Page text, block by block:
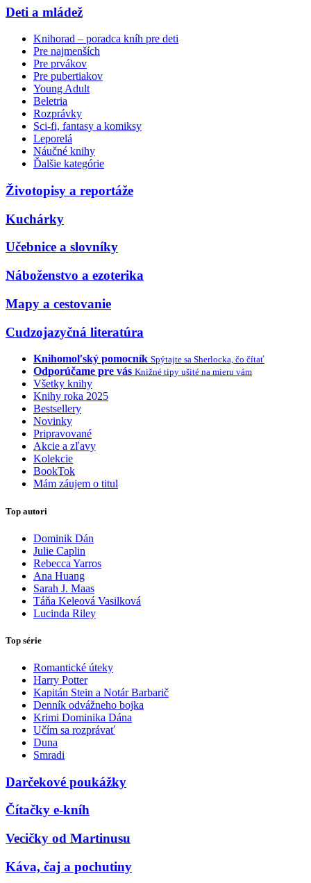
Deti a mládež
Knihorad – poradca kníh pre deti
Pre najmenších
Pre prvákov
Pre pubertiakov
Young Adult
Beletria
Rozprávky
Sci-fi, fantasy a komiksy
Leporelá
Náučné knihy
Ďalšie kategórie
Životopisy a reportáže
Kuchárky
Učebnice a slovníky
Náboženstvo a ezoterika
Mapy a cestovanie
Cudzojazyčná literatúra
Knihomoľský pomocník Spýtajte sa Sherlocka, čo čítať
Odporúčame pre vás Knižné tipy ušité na mieru vám
Všetky knihy
Knihy roka 2025
Bestsellery
Novinky
Pripravované
Akcie a zľavy
Kolekcie
BookTok
Mám záujem o titul
Top autori
Dominik Dán
Julie Caplin
Rebecca Yarros
Ana Huang
Sarah J. Maas
Táňa Keleová Vasilková
Lucinda Riley
Top série
Romantické úteky
Harry Potter
Kapitán Stein a Notár Barbarič
Denník odvážneho bojka
Krimi Dominika Dána
Učím sa rozprávať
Duna
Smradi
Darčekové poukážky
Čítačky e-kníh
Vecičky od Martinusu
Káva, čaj a pochutiny